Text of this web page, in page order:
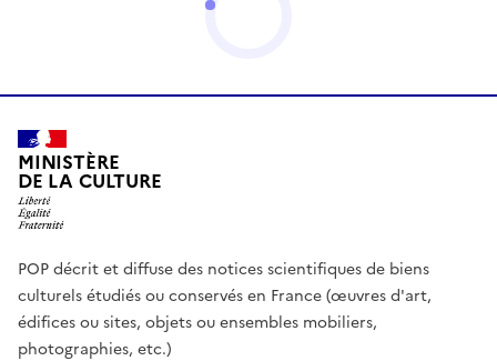
MINISTÈRE
DE LA CULTURE
POP décrit et diffuse des notices scientifiques de biens
culturels étudiés ou conservés en France (œuvres d'art,
édifices ou sites, objets ou ensembles mobiliers,
photographies, etc.)